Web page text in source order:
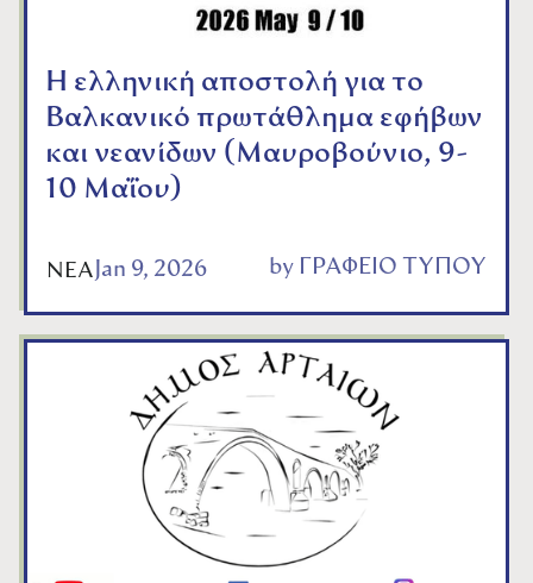
Η ελληνική αποστολή για το
Βαλκανικό πρωτάθλημα εφήβων
και νεανίδων (Μαυροβούνιο, 9-
10 Μαΐου)
ΝΕΑ Jan 9, 2026 by ΓΡΑΦΕΙΟ ΤΥΠΟΥ